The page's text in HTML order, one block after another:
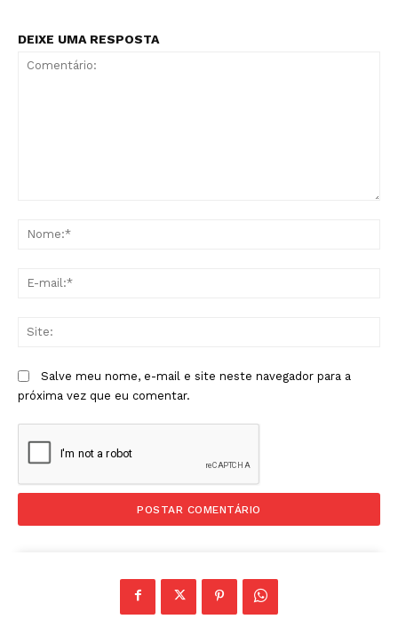
DEIXE UMA RESPOSTA
Salve meu nome, e-mail e site neste navegador para a
próxima vez que eu comentar.